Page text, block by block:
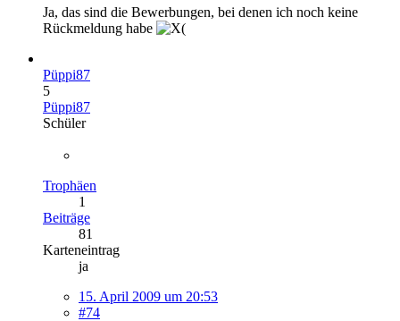
Ja, das sind die Bewerbungen, bei denen ich noch keine
Rückmeldung habe
Püppi87
5
Püppi87
Schüler
Trophäen
1
Beiträge
81
Karteneintrag
ja
15. April 2009 um 20:53
#74